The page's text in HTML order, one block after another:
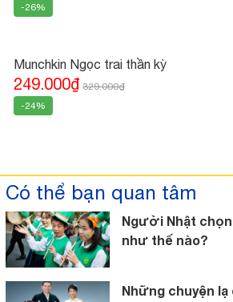
-26%
Munchkin Ngọc trai thần kỳ
249.000₫ 329.000₫
-24%
Có thể bạn quan tâm
Người Nhật
như thế nào?
Những chuyện